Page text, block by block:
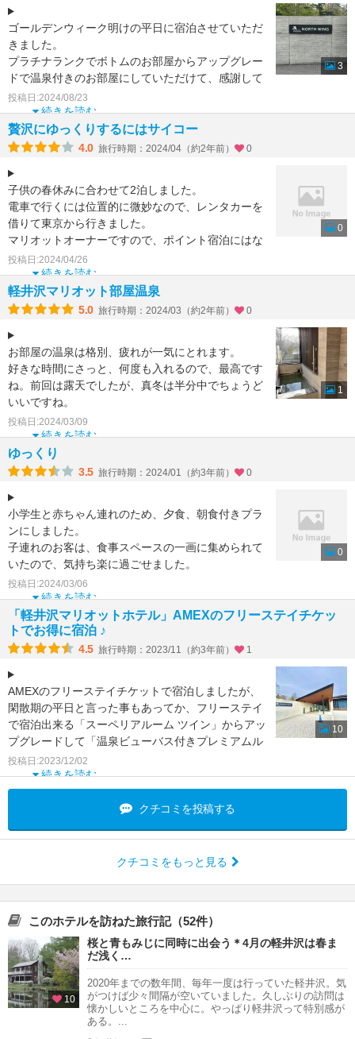
ゴールデンウィーク明けの平日に宿泊させていただ
きました。
プラチナランクでボトムのお部屋からアップグレー
ドで温泉付きのお部屋にしていただけて、感謝して
います。駐車場は無料です。
軽井沢駅までのシャ
続きを読む
投稿日:2024/08/23
3
贅沢にゆっくりするにはサイコー
4.0 旅行時期：2024/04（約2年前） 0
子供の春休みに合わせて2泊しました。
電車で行くには位置的に微妙なので、レンタカーを
借りて東京から行きました。
マリオットオーナーですので、ポイント宿泊にはな
りますが、奮発して温泉付きの部屋に宿泊
続きを読む
投稿日:2024/04/26
0
軽井沢マリオット部屋温泉
5.0 旅行時期：2024/03（約2年前） 0
お部屋の温泉は格別、疲れが一気にとれます。
好きな時間にさっと、何度も入れるので、最高です
ね。前回は露天でしたが、真冬は半分中でちょうど
いいですね。
お部屋のチョコも嬉しい？おやつはチョコのチュロ
続きを読む
投稿日:2024/03/09
1
ゆっくり
3.5 旅行時期：2024/01（約3年前） 0
小学生と赤ちゃん連れのため、夕食、朝食付きプラ
ンにしました。
子連れのお客は、食事スペースの一画に集められて
いたので、気持ち楽に過ごせました。
年末年始はビュッフェでの食事提供したが、子ども
は好き続きを読む
投稿日:2024/03/06
0
「軽井沢マリオットホテル」AMEXのフリーステイチケッ
トでお得に宿泊 ♪
4.5 旅行時期：2023/11（約3年前） 1
AMEXのフリーステイチケットで宿泊しましたが、
閑散期の平日と言った事もあってか、フリーステイ
で宿泊出来る「スーペリアルーム ツイン」からアッ
プグレードして「温泉ビューバス付きプレミアムル
ーム ツイン
続きを読む
投稿日:2023/12/02
10
クチコミを投稿する
クチコミをもっと見る
このホテルを訪ねた旅行記（52件）
10
桜と青もみじに同時に出会う＊4月の軽井沢は春ま
だ浅く…
2020年までの数年間、毎年一度は行っていた軽井沢。気
がつけば少々間隔が空いていました。久しぶりの訪問は
懐かしいところを中心に。やっぱり軽井沢って特別感が
ある。...